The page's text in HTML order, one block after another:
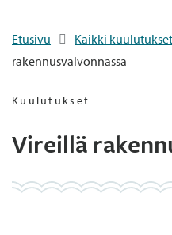
Etusivu Kaikki kuulutukset
rakennusvalvonnassa
Kuulutukset
Vireillä